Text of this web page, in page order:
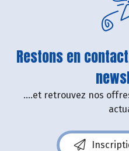
Restons en
....et retrouvez nos